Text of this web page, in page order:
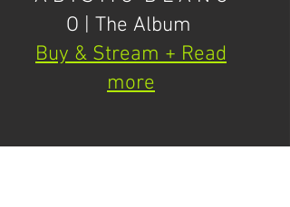
O | The Album
Buy & Stream + Read
more